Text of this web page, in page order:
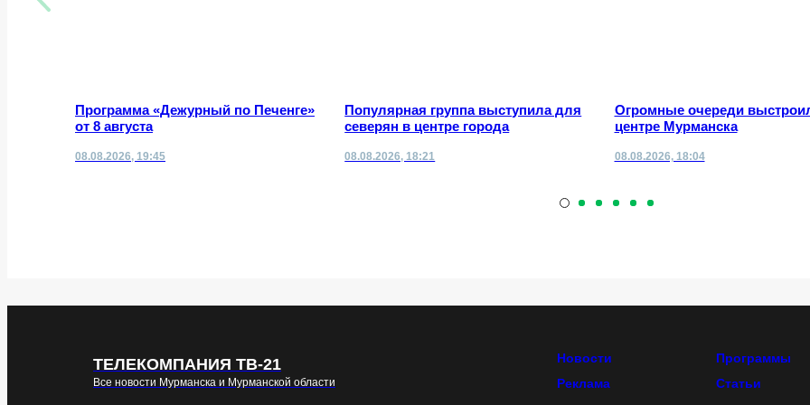
Программа «Дежурный по Печенге»
от 8 августа
08.08.2026, 19:45
Популярная группа выступила для
северян в центре города
08.08.2026, 18:21
Огромные очереди
центре Мурманска
08.08.2026, 18:04
ТЕЛЕКОМПАНИЯ ТВ-21
Все новости Мурманска и Мурманской области
Новости Программы
Реклама
Статьи